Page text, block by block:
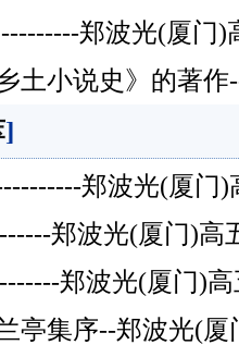
郑波光(厦门)
土小说史》的著
]
郑波光(厦门
郑波光(厦门)高
郑波光(厦门)
亭集序--郑波光(